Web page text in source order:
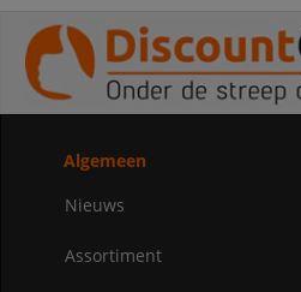
Algemeen
Nieuws
Assortiment